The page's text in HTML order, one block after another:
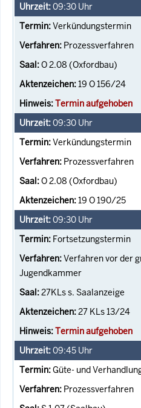
09:30 Uhr
Verkündungstermin
Prozessverfahren
O 2.08 (Oxfordbau)
19 O 156/24
Termin aufgehoben
09:30 Uhr
Verkündungstermin
Prozessverfahren
O 2.08 (Oxfordbau)
19 O 190/25
09:30 Uhr
Fortsetzungstermin
Verfahren vor der
Jugendkammer
27KLs s. Saalanzeige
27 KLs 13/24
Termin aufgehoben
09:45 Uhr
Güte- und
Prozessverfahren